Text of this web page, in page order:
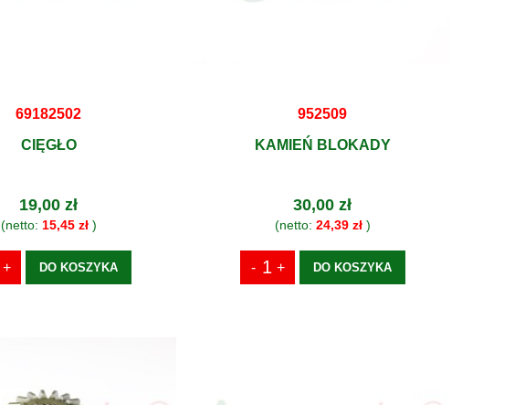
69182502
CIĘGŁO
19,00 zł
(netto: 15,45 zł)
DO KOSZYKA
952509
KAMIEŃ BLOKADY
30,00 zł
(netto: 24,39 zł)
DO KOSZYKA